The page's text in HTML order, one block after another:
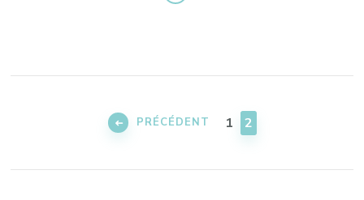
PRÉCÉDENT PAGE
1 PAGE
2